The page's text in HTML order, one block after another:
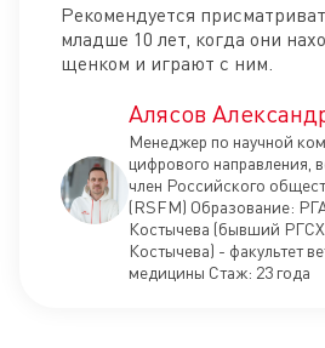
Рекомендуется
младше 10 лет, когда они
щенком и играют с ним.
Алясов
Менеджер по научной
цифрового направления,
член Российского
(RSFM) Образование:
Костычева (бывший
Костычева) - факультет
медицины Стаж: 23 года